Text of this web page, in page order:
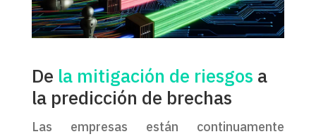
De la mitigación de riesgos a
la predicción de brechas
Las empresas están continuamente